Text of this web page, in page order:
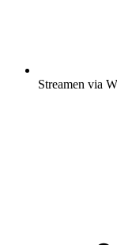
Streamen via